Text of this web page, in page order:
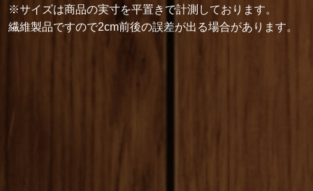
※サイズは商品の実寸を平置きで計測しております。
繊維製品ですので2cm前後の誤差が出る場合があります。